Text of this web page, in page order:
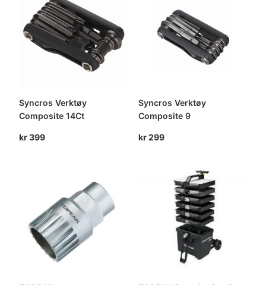
Syncros Verktøy
Composite 14Ct
kr399
Syncros Verktøy
Composite 9
kr299